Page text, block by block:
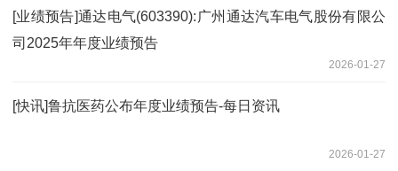
[业绩预告]通达电气(603390):广州通达汽车电气股份有限公
司2025年年度业绩预告
2026-01-27
[快讯]鲁抗医药公布年度业绩预告-每日资讯
2026-01-27